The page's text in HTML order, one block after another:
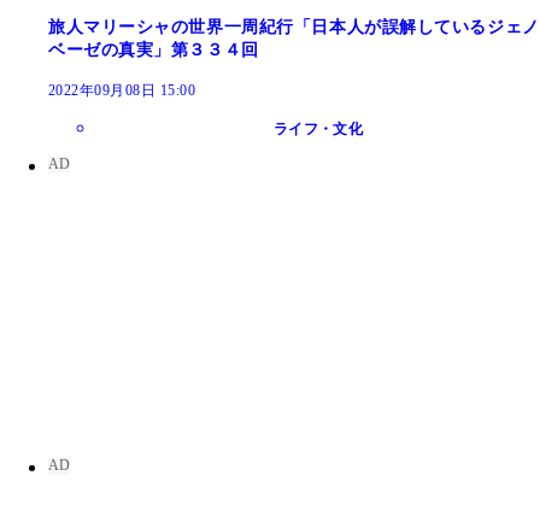
旅人マリーシャの世界一周紀行「日本人が誤解しているジェノ
ベーゼの真実」第３３４回
2022年09月08日 15:00
ライフ・文化